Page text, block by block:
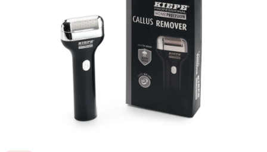
hviezdičiek.